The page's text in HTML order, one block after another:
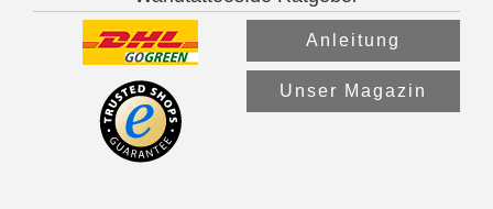
Anleitung
Unser Magazin